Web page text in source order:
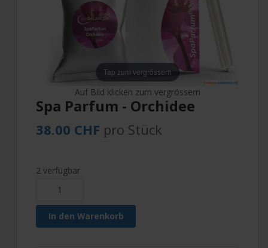
Tap zum vergrössern
Auf Bild klicken zum vergrössern
Spa Parfum - Orchidee
38.00 CHF pro Stück
2 verfügbar
In den Warenkorb